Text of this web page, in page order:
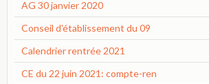
AG 30 janvier 2020
Conseil d'établissement du 09
Calendrier rentrée 2021
CE du 22 juin 2021: compte-ren